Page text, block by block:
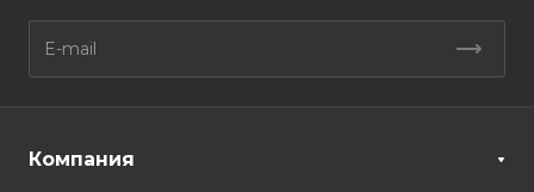
Компания